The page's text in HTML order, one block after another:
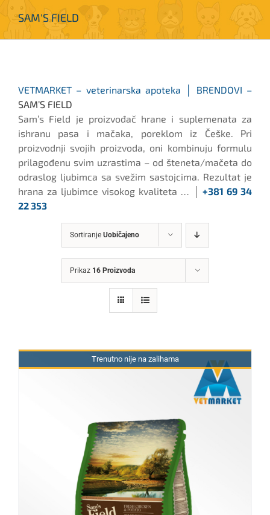
SAM'S FIELD
VETMARKET – veterinarska apoteka │ BRENDOVI –
SAM’S FIELD
Sam’s Field je proizvođač hrane i suplemenata za
ishranu pasa i mačaka, poreklom iz Češke. Pri
proizvodnji svojih proizvoda, oni kombinuju formulu
prilagođenu svim uzrastima – od šteneta/mačeta do
odraslog ljubimca sa svežim sastojcima. Rezultat je
hrana za ljubimce visokog kvaliteta … │
+381 69 34
22 353
Sortiranje Uobičajeno
Prikaz 16 Proizvoda
Trenutno nije na zalihama